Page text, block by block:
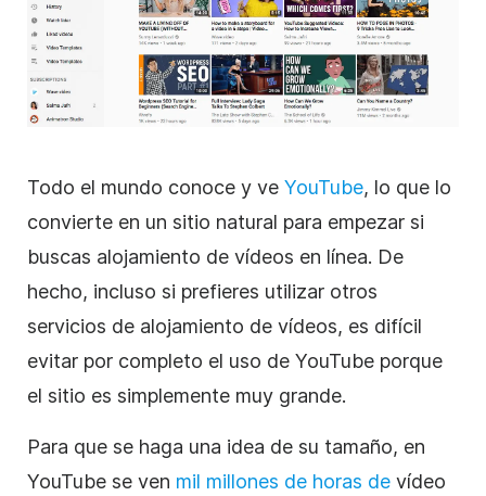
Todo el mundo conoce y ve YouTube, lo que lo
convierte en un sitio natural para empezar si
buscas alojamiento de vídeos en línea. De
hecho, incluso si prefieres utilizar otros
servicios de alojamiento de vídeos, es difícil
evitar por completo el uso de YouTube porque
el sitio es simplemente muy grande.
Para que se haga una idea de su tamaño, en
YouTube se ven mil millones de horas de vídeo